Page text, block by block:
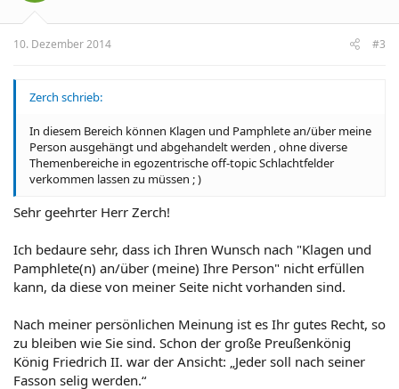
10. Dezember 2014 #3
Zerch schrieb:
In diesem Bereich können Klagen und Pamphlete an/über meine
Person ausgehängt und abgehandelt werden , ohne diverse
Themenbereiche in egozentrische off-topic Schlachtfelder
verkommen lassen zu müssen ; )
Sehr geehrter Herr Zerch!
Ich bedaure sehr, dass ich Ihren Wunsch nach "Klagen und
Pamphlete(n) an/über (meine) Ihre Person" nicht erfüllen
kann, da diese von meiner Seite nicht vorhanden sind.
Nach meiner persönlichen Meinung ist es Ihr gutes Recht, so
zu bleiben wie Sie sind. Schon der große Preußenkönig
König Friedrich II. war der Ansicht: „Jeder soll nach seiner
Fasson selig werden.“